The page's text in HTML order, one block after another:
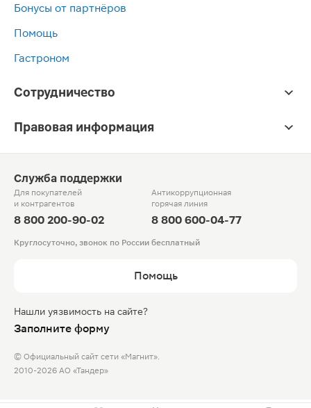
Бонусы от партнёров
Помощь
Гастроном
Сотрудничество
Правовая информация
Служба поддержки
Для покупателей
и контрагентов
8 800 200-90-02
Антикоррупционная
горячая линия
8 800 600-04-77
Круглосуточно, звонок по России бесплатный
Помощь
Нашли уязвимость на сайте?
Заполните форму
© Официальный сайт сети «Магнит».
2010-2026 АО «Тандер»